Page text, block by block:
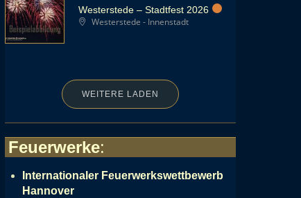
Westerstede – Stadtfest 2026
Westerstede - Innenstadt
WEITERE LADEN
Feuerwerke:
Internationaler Feuerwerkswettbewerb
Hannover